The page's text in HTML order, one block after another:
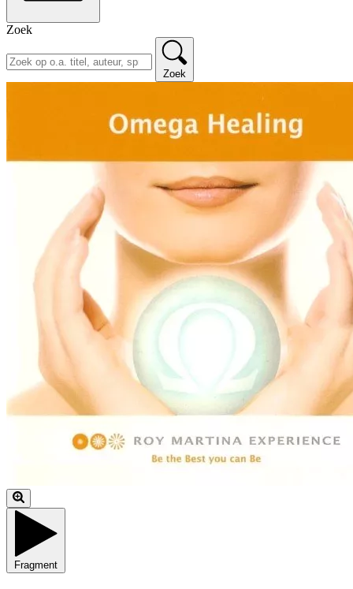
Zoek
Zoek
Fragment